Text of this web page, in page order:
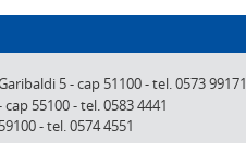
5-cap 51100-tel. 0573 99171
cap 55100-tel. 0583 4441
-tel. 0574 4551